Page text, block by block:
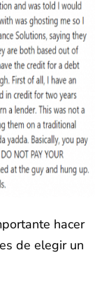
hacer
de elegir un